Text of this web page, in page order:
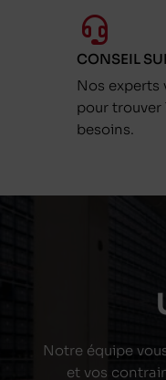
CONSEIL
Nos experts
pour trouver
besoins.
Notre équipe
et vos